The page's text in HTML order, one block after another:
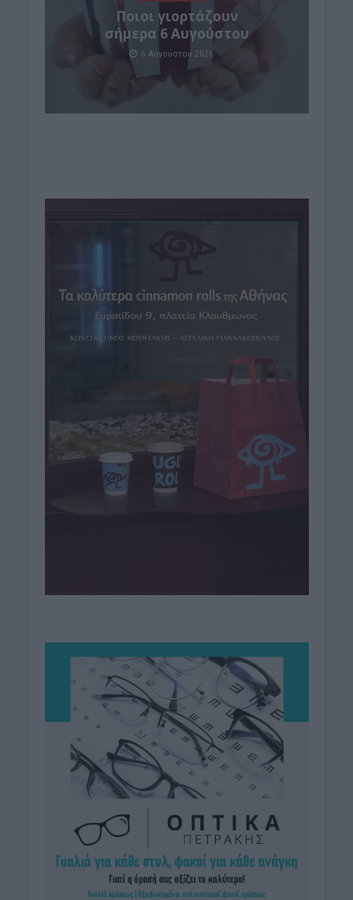
Ποιοι γιορτάζουν
σήμερα 6 Αυγούστου
6 Αυγούστου 2026